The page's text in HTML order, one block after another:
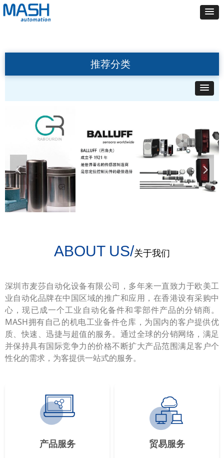
推荐分类
넳 넲
贸易服务
产品服务
深圳市麦莎自动化设备有限公司，多年来一直致力于欧美工
业自动化品牌在中国区域的推广和应用，在香港设有采购中
心，现已成一个工业自动化备件和零部件产品的分销商。
MASH拥有自己的机电工业备件仓库，为国内的客户提供优
质、快速、迅捷与超值的服务。通过全球的分销网络，满足
并保持具有国际竞争力的价格不断扩大产品范围满足客户个
性化的需求，为客提供一站式的服务。
ABOUT US/关于我们